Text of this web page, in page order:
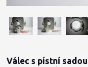
Válec s pístní